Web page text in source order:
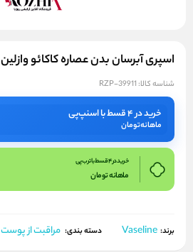
اسپری آبرسان بدن عصاره کاکائو وازلین
شناسه کالا: RZP-39911
خرید در ۴ قسط با اسنپ‌پی
ماهانهتومان
خرید در 4 قسط با ترب پی
ماهانهتومان
برند: Vaseline دسته بندی: مراقبت از پوست